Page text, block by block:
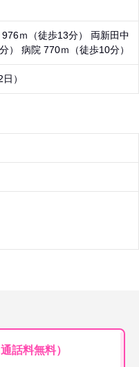
ｍ（徒歩13分） 両新田中
） 病院 770ｍ（徒歩10分）
日 ）
話料無料）